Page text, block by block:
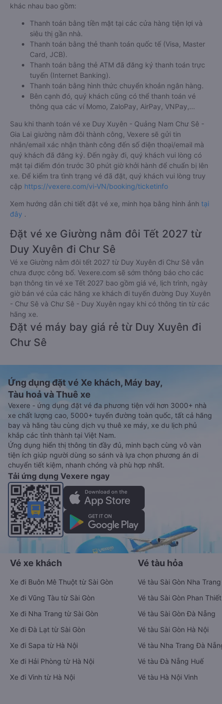
khác nhau bao gồm:
Thanh toán bằng tiền mặt tại các cửa hàng tiện lợi và
siêu thị gần nhà.
Thanh toán bằng thẻ thanh toán quốc tế (Visa, Master
Card, JCB).
Thanh toán bằng thẻ ATM đã đăng ký thanh toán trực
tuyến (Internet Banking).
Thanh toán bằng hình thức chuyển khoản ngân hàng.
Bên cạnh đó, quý khách cũng có thể thanh toán vé
thông qua các ví Momo, ZaloPay, AirPay, VNPay,…
Sau khi thanh toán vé xe Duy Xuyên - Quảng Nam Chư Sê -
Gia Lai giường nằm đôi thành công, Vexere sẽ gửi tin
nhắn/email xác nhận thành công đến số điện thoại/email mà
quý khách đã đăng ký. Đến ngày đi, quý khách vui lòng có
mặt tại điểm đón trước 30 phút giờ khởi hành để chuẩn bị lên
xe. Để kiểm tra tình trạng vé đã đặt, quý khách vui lòng truy
cập https://vexere.com/vi-VN/booking/ticketinfo
Xem hướng dẫn chi tiết đặt vé xe, minh họa bằng hình ảnh tại
đây .
Đặt vé xe Giường nằm đôi Tết 2027 từ
Duy Xuyên đi Chư Sê
Vé xe Giường nằm đôi tết 2027 từ Duy Xuyên đi Chư Sê vẫn
chưa được công bố. Vexere.com sẽ sớm thông báo cho các
bạn thông tin vé xe Tết 2027 bao gồm giá vé, lịch trình, ngày
giờ bán vé của các hãng xe khách đi tuyến đường Duy Xuyên
- Chư Sê và Chư Sê - Duy Xuyên ngay khi có thông tin từ các
hãng xe.
Đặt vé máy bay giá rẻ từ Duy Xuyên đi
Chư Sê
Ứng dụng đặt vé Xe khách, Máy bay,
Tàu hoả và Thuê xe
Vexere - ứng dụng đặt vé đa phương tiện với hơn 3000+ nhà
xe chất lượng cao, 5000+ tuyến đường toàn quốc, tất cả hãng
bay và hãng tàu cùng dịch vụ thuê xe máy, xe du lịch phủ
khắp các tỉnh thành tại Việt Nam.
Ứng dụng hiển thị thông tin đầy đủ, minh bạch cùng vô vàn
tiện ích giúp người dùng so sánh và lựa chọn phương án di
chuyển tiết kiệm, nhanh chóng và phù hợp nhất.
Tải ứng dụng Vexere ngay
Vé xe khách
Xe đi Buôn Mê Thuột từ Sài Gòn
Xe đi Vũng Tàu từ Sài Gòn
Xe đi Nha Trang từ Sài Gòn
Xe đi Đà Lạt từ Sài Gòn
Xe đi Sapa từ Hà Nội
Xe đi Hải Phòng từ Hà Nội
Xe đi Vinh từ Hà Nội
Vé tàu hỏa
Vé tàu Sài Gòn Nha Trang
Vé tàu Sài Gòn Phan Thiết
Vé tàu Sài Gòn Đà Nẵng
Vé tàu Sài Gòn Hà Nội
Vé tàu Nha Trang Đà
Vé tàu Đà Nẵng Huế
Vé tàu Hà Nội Vinh